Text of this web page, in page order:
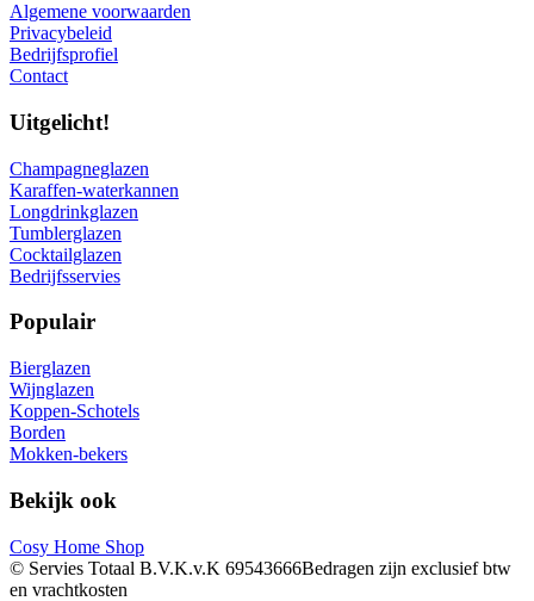
Algemene voorwaarden
Privacybeleid
Bedrijfsprofiel
Contact
Uitgelicht!
Champagneglazen
Karaffen-waterkannen
Longdrinkglazen
Tumblerglazen
Cocktailglazen
Bedrijfsservies
Populair
Bierglazen
Wijnglazen
Koppen-Schotels
Borden
Mokken-bekers
Bekijk ook
Cosy Home Shop
© Servies Totaal B.V.K.v.K 69543666Bedragen zijn exclusief btw
en vrachtkosten